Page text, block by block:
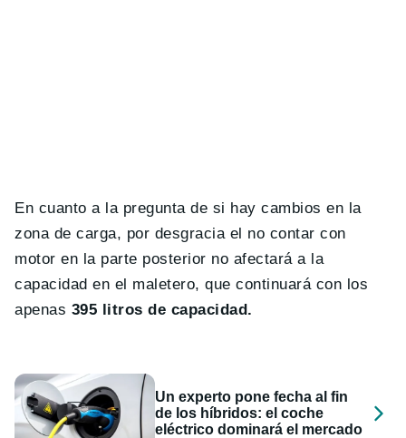
En cuanto a la pregunta de si hay cambios en la
zona de carga, por desgracia el no contar con
motor en la parte posterior no afectará a la
capacidad en el maletero, que continuará con los
apenas 395 litros de capacidad.
Un experto pone fecha al fin
de los híbridos: el coche
eléctrico dominará el mercado